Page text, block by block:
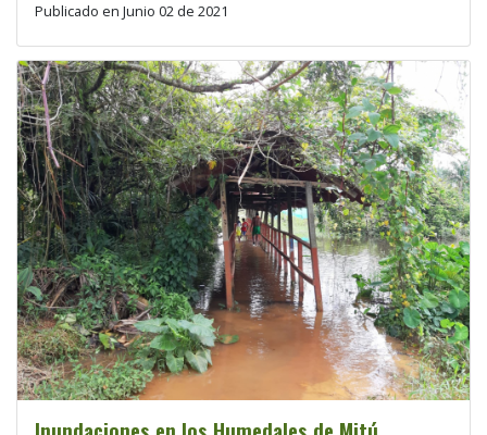
Publicado en Junio 02 de 2021